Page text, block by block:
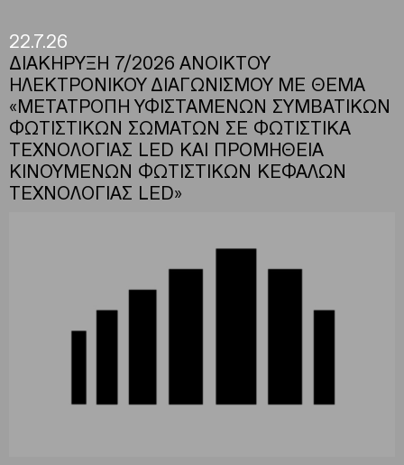
22.7.26
ΔΙΑΚΗΡΥΞΗ 7/2026 ΑΝΟΙΚΤΟΥ
ΗΛΕΚΤΡΟΝΙΚΟΥ ΔΙΑΓΩΝΙΣΜΟΥ ΜΕ ΘΕΜΑ
«ΜΕΤΑΤΡΟΠΗ ΥΦΙΣΤΑΜΕΝΩΝ ΣΥΜΒΑΤΙΚΩΝ
ΦΩΤΙΣΤΙΚΩΝ ΣΩΜΑΤΩΝ ΣΕ ΦΩΤΙΣΤΙΚΑ
ΤΕΧΝΟΛΟΓΙΑΣ LED ΚΑΙ ΠΡΟΜΗΘΕΙΑ
ΚΙΝΟΥΜΕΝΩΝ ΦΩΤΙΣΤΙΚΩΝ ΚΕΦΑΛΩΝ
ΤΕΧΝΟΛΟΓΙΑΣ LED»